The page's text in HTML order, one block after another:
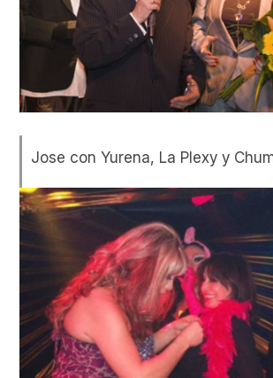
Jose con Yurena, La Plexy y